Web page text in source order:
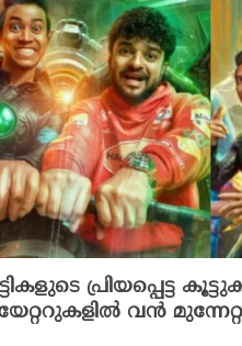
പ്രിയപ്പെട്ട
വൻ